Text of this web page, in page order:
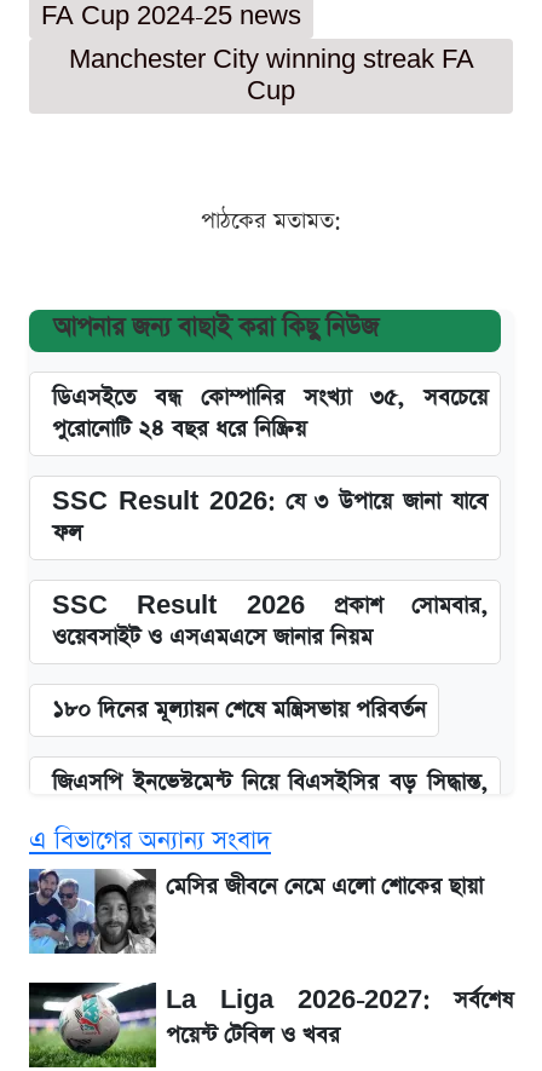
FA Cup 2024-25 news
Manchester City winning streak FA
Cup
পাঠকের মতামত:
আপনার জন্য বাছাই করা কিছু নিউজ
ডিএসইতে বন্ধ কোম্পানির সংখ্যা ৩৫, সবচেয়ে
পুরোনোটি ২৪ বছর ধরে নিষ্ক্রিয়
SSC Result 2026: যে ৩ উপায়ে জানা যাবে
ফল
SSC Result 2026 প্রকাশ সোমবার,
ওয়েবসাইট ও এসএমএসে জানার নিয়ম
১৮০ দিনের মূল্যায়ন শেষে মন্ত্রিসভায় পরিবর্তন
জিএসপি ইনভেস্টমেন্ট নিয়ে বিএসইসির বড় সিদ্ধান্ত,
উত্থান-পতনের দোলাচলে শেয়ারবাজার, লেনদেনের
শীর্ষে যে ১০ কোম্পানি
আগে দেখে নিন, আজকের সোনার নতুন দাম
SSC Result প্রকাশ ১০টায়, নতুন এসএমএস
এ বিভাগের অন্যান্য সংবাদ
মেসির জীবনে নেমে এলো শোকের ছায়া
La Liga 2026-2027: সর্বশেষ
পয়েন্ট টেবিল ও খবর